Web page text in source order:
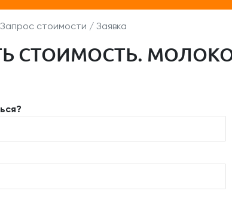
Запрос стоимости / Заявка
СТОИМОСТЬ.